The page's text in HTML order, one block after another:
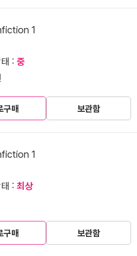
1
: 중
구매 보관함
1
: 최상
구매 보관함